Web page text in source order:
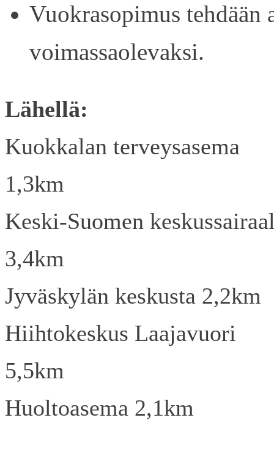
Vuokrasopimus tehdään
voimassaolevaksi.
Lähellä:
Kuokkalan terveysasema
1,3km
Keski-Suomen
3,4km
Jyväskylän keskusta 2,2km
Hiihtokeskus Laajavuori
5,5km
Huoltoasema 2,1km